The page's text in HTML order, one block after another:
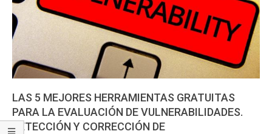
LAS 5 MEJORES HERRAMIENTAS GRATUITAS
PARA LA EVALUACIÓN DE VULNERABILIDADES.
DETECCIÓN Y CORRECCIÓN DE